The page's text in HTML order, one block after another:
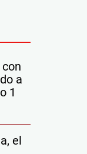
a
1
el